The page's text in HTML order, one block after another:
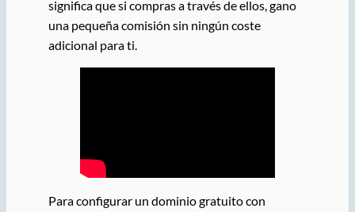
significa que si compras a través de ellos, gano
una pequeña comisión sin ningún coste
adicional para ti.
Para configurar un dominio gratuito con